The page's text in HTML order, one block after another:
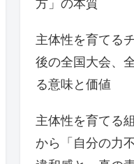
方」の本質
主体性を育てる
後の全国大会、
る意味と価値
主体性を育てる
から「自分の力